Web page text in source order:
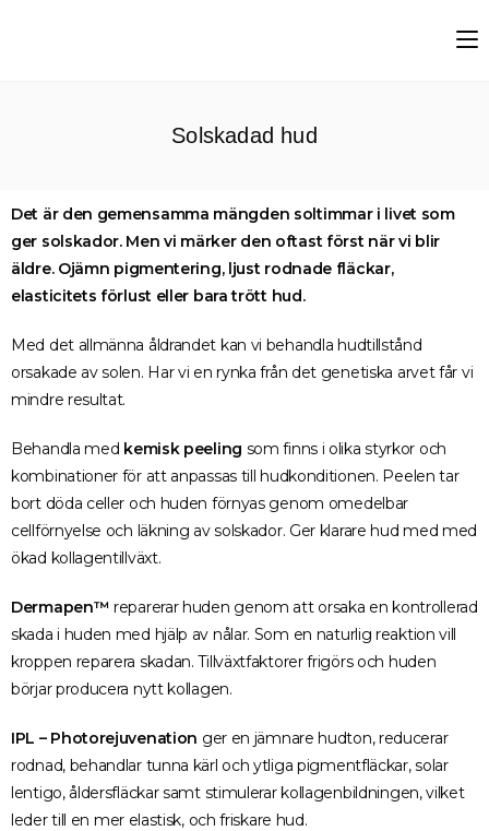
Solskadad hud
Det är den gemensamma mängden soltimmar i livet som
ger solskador. Men vi märker den oftast först när vi blir
äldre. Ojämn pigmentering, ljust rodnade fläckar,
elasticitets förlust eller bara trött hud.
Med det allmänna åldrandet kan vi behandla hudtillstånd
orsakade av solen. Har vi en rynka från det genetiska arvet får vi
mindre resultat.
Behandla med kemisk peeling som finns i olika styrkor och
kombinationer för att anpassas till hudkonditionen. Peelen tar
bort döda celler och huden förnyas genom omedelbar
cellförnyelse och läkning av solskador. Ger klarare hud med med
ökad kollagentillväxt.
Dermapen™ reparerar huden genom att orsaka en kontrollerad
skada i huden med hjälp av nålar. Som en naturlig reaktion vill
kroppen reparera skadan. Tillväxtfaktorer frigörs och huden
börjar producera nytt kollagen.
IPL – Photorejuvenation ger en jämnare hudton, reducerar
rodnad, behandlar tunna kärl och ytliga pigmentfläckar, solar
lentigo, åldersfläckar samt stimulerar kollagenbildningen, vilket
leder till en mer elastisk, och friskare hud.